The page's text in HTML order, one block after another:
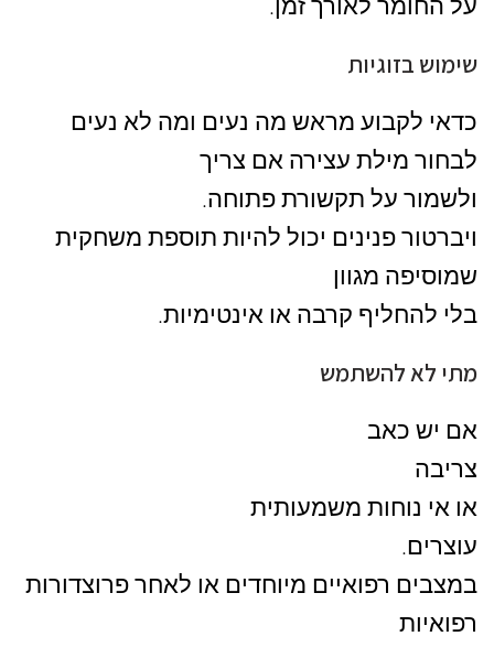
על החומר לאורך זמן.
שימוש בזוגיות
כדאי לקבוע מראש מה נעים ומה לא נעים
לבחור מילת עצירה אם צריך
ולשמור על תקשורת פתוחה.
ויברטור פנינים יכול להיות תוספת משחקית
שמוסיפה מגוון
בלי להחליף קרבה או אינטימיות.
מתי לא להשתמש
אם יש כאב
צריבה
או אי נוחות משמעותית
עוצרים.
במצבים רפואיים מיוחדים או לאחר פרוצדורות
רפואיות